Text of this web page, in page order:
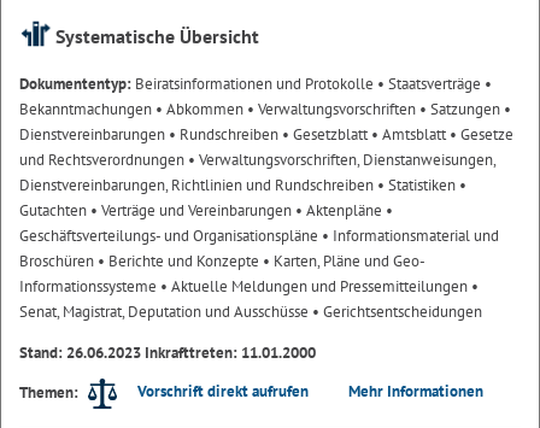
Systematische Übersicht
Dokumententyp: Beiratsinformationen und Protokolle • Staatsverträge •
Bekanntmachungen • Abkommen • Verwaltungsvorschriften • Satzungen •
Dienstvereinbarungen • Rundschreiben • Gesetzblatt• Amtsblatt• Gesetze
und Rechtsverordnungen • Verwaltungsvorschriften, Dienstanweisungen,
Dienstvereinbarungen, Richtlinien und Rundschreiben • Statistiken •
Gutachten • Verträge und Vereinbarungen • Aktenpläne •
Geschäftsverteilungs- und Organisationspläne • Informationsmaterial und
Broschüren • Berichte und Konzepte • Karten, Pläne und Geo-
Informationssysteme • Aktuelle Meldungen und Pressemitteilungen •
Senat, Magistrat, Deputation und Ausschüsse • Gerichtsentscheidungen
Stand: 26.06.2023 Inkrafttreten: 11.01.2000
Themen:
Vorschrift direkt aufrufen Mehr Informationen